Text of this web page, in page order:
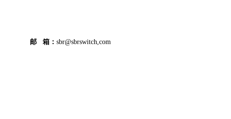
邮 箱： sbr@sbrswitch,com